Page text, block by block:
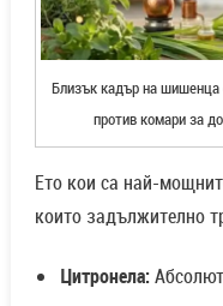
Близък кадър на шишенца
против комари за
Ето кои са най-
които задължително
Цитронела: